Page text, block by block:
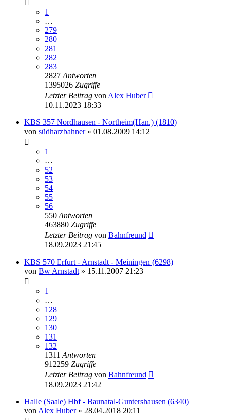
1
…
279
280
281
282
283
2827 Antworten
1395026 Zugriffe
Letzter Beitrag von Alex Huber
10.11.2023 18:33
KBS 357 Nordhausen - Northeim(Han.) (1810)
von südharzbahner» 01.08.2009 14:12
1
…
52
53
54
55
56
550 Antworten
463880 Zugriffe
Letzter Beitrag von Bahnfreund
18.09.2023 21:45
KBS 570 Erfurt - Arnstadt - Meiningen (6298)
von Bw Arnstadt » 15.11.2007 21:23
1
…
128
129
130
131
132
1311 Antworten
912259 Zugriffe
Letzter Beitrag von Bahnfreund
18.09.2023 21:42
Halle (Saale) Hbf - Baunatal-Guntershausen (6340)
von Alex Huber» 28.04.2018 20:11